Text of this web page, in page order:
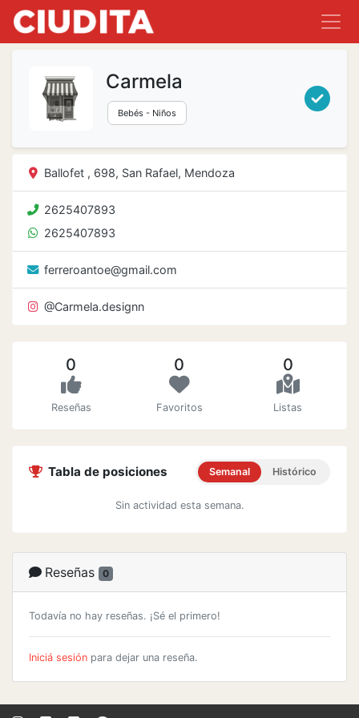
Carmela
Bebés - Niños
Ballofet , 698, San Rafael, Mendoza
2625407893
2625407893
ferreroantoe@gmail.com
@Carmela.designn
0
Reseñas
0
Favoritos
0
Listas
Tabla de posiciones Semanal Histórico
Sin actividad esta semana.
Reseñas 0
Todavía no hay reseñas. ¡Sé el primero!
Iniciá sesión para dejar una reseña.